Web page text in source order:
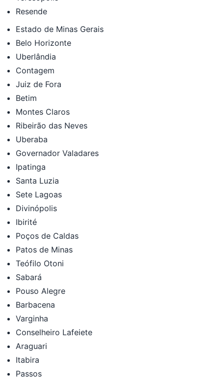
Resende
Estado de Minas Gerais
Belo Horizonte
Uberlândia
Contagem
Juiz de Fora
Betim
Montes Claros
Ribeirão das Neves
Uberaba
Governador Valadares
Ipatinga
Santa Luzia
Sete Lagoas
Divinópolis
Ibirité
Poços de Caldas
Patos de Minas
Teófilo Otoni
Sabará
Pouso Alegre
Barbacena
Varginha
Conselheiro Lafeiete
Araguari
Itabira
Passos